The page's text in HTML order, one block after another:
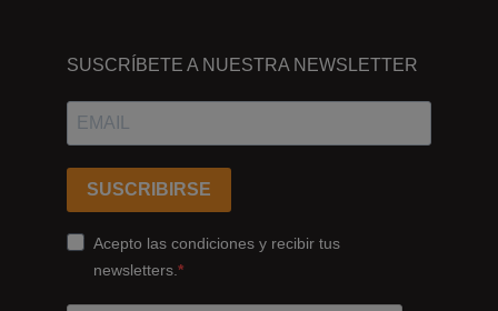
ESTAMOS
Passeig
Ferrocarrils
Catalans
178,
Cornellà
SUSCRÍBETE A NUESTRA NEWSLETTER
SUSCRIBIRSE
Acepto las condiciones y recibir tus
newsletters.